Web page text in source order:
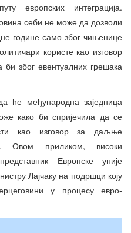
европских интеграција.
себи не може да дозволи
године само због чињенице
користе као изговор
због евентуалних грешака
ће међународна заједница
како би спријечила да се
као изговор за даљње
Овом приликом, високи
Европске уније
Лајчаку на подршци коју
у процесу евро-